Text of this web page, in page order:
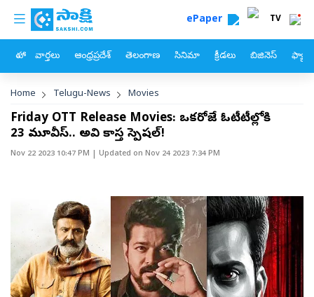
Skip to main content
custom menu ePaper TV
హోం వార్తలు ఆంధ్రప్రదేశ్ తెలంగాణ సినిమా క్రీడలు బిజినెస్
Breadcrumb
Home Telugu-News Movies
Friday OTT Release Movies: ఒక్కరోజే ఓటీటీల్లోకి
23 మూవీస్.. అవి కాస్త స్పెషల్!
Nov 22 2023 10:47 PM | Updated on Nov 24 2023 7:34 PM